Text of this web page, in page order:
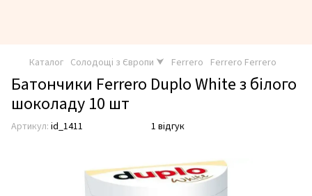
Каталог Солодощі з Європи ⮟ Ferrero Ferrero Ferrero
Батончики Ferrero Duplo White з білого
шоколаду 10 шт
Артикул: id_1411 1 відгук